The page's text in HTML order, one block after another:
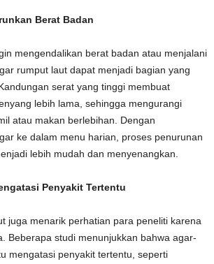
Berat Badan
mengendalikan berat badan atau menjalani
rumput laut dapat menjadi bagian yang
serat yang tinggi membuat
lebih lama, sehingga mengurangi
atau makan berlebihan. Dengan
ke dalam menu harian, proses penurunan
lebih mudah dan menyenangkan.
Penyakit Tertentu
juga menarik perhatian para peneliti karena
Beberapa studi menunjukkan bahwa agar-
mengatasi penyakit tertentu, seperti